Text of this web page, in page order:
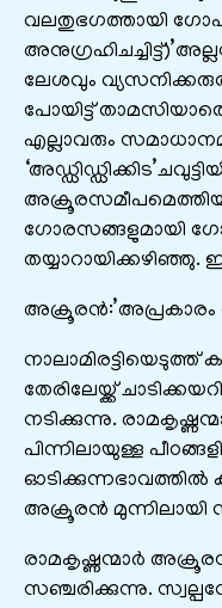
വലതുഭഗത്തായി
ലേശവും
പോയിട്ട്
എല്ലാവരും
ഗോരസങ്ങളുമായി
തയ്യാറായിക്കഴിഞ്ഞു.
അക്രൂരൻ:’അപ്രകാരം
നാലാമിരട്ടിയെടുത്ത്
തേരിലേയ്ക്ക്
നടിക്കുന്നു.
പിന്നിലായുള്ള
ഓടിക്കുന്നഭാവത്തിൽ
അക്രൂരൻ മുന്നിലായി
രാമകൃഷ്ണന്മാർ
സഞ്ചരിക്കുന്നു.